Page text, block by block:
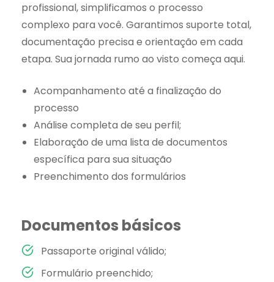
profissional, simplificamos o processo
complexo para você. Garantimos suporte total,
documentação precisa e orientação em cada
etapa. Sua jornada rumo ao visto começa aqui.
Acompanhamento até a finalização do
processo
Análise completa de seu perfil;
Elaboração de uma lista de documentos
específica para sua situação
Preenchimento dos formulários
Documentos básicos
Passaporte original válido;
Formulário preenchido;